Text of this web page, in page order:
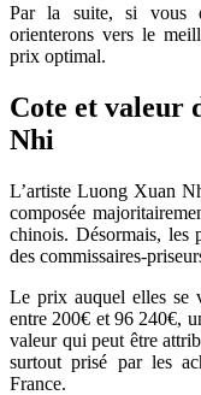
Par la suite, si vous
orienterons vers le
prix optimal.
Cote et valeur
Nhi
L’artiste Luong Xuan
composée
chinois. Désormais, les
des commissaires-
Le prix auquel elles se
entre 200€ et 96 240€,
valeur qui peut être
surtout prisé par les
France.